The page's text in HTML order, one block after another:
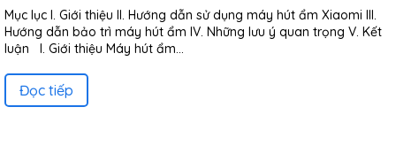
Mục lục I. Giới thiệu II. Hướng dẫn sử dụng máy hút ẩm Xiaomi III.
Hướng dẫn bảo trì máy hút ẩm IV. Những lưu ý quan trọng V. Kết
luận I. Giới thiệu Máy hút ẩm...
Đọc tiếp